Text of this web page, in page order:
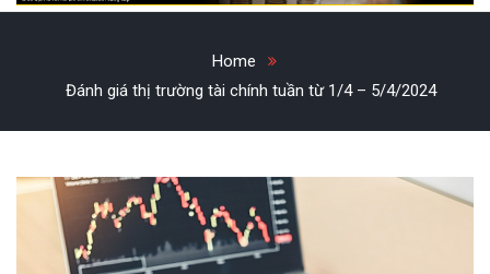
Home
Đánh giá thị trường tài chính tuần từ 1/4 – 5/4/2024